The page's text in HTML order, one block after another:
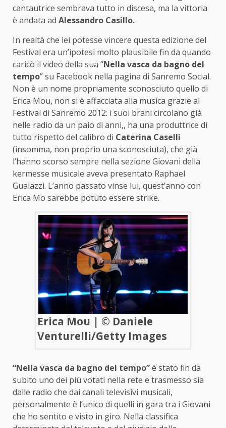
cantautrice sembrava tutto in discesa, ma la vittoria
è andata ad Alessandro Casillo.
In realtà che lei potesse vincere questa edizione del
Festival era un’ipotesi molto plausibile fin da quando
caricò il video della sua “Nella vasca da bagno del
tempo” su Facebook nella pagina di Sanremo Social.
Non è un nome propriamente sconosciuto quello di
Erica Mou, non si è affacciata alla musica grazie al
Festival di Sanremo 2012: i suoi brani circolano già
nelle radio da un paio di anni,, ha una produttrice di
tutto rispetto del calibro di Caterina Caselli
(insomma, non proprio una sconosciuta), che già
l’hanno scorso sempre nella sezione Giovani della
kermesse musicale aveva presentato Raphael
Gualazzi. L’anno passato vinse lui, quest’anno con
Erica Mo sarebbe potuto essere strike.
Erica Mou | © Daniele
Venturelli/Getty Images
“Nella vasca da bagno del tempo”è stato fin da
subito uno dei più votati nella rete e trasmesso sia
dalle radio che dai canali televisivi musicali,
personalmente è l’unico di quelli in gara tra i Giovani
che ho sentito e visto in giro. Nella classifica